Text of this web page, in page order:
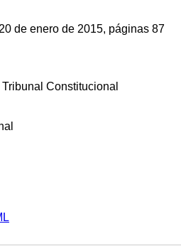
de enero de 2015, páginas 87
Constitucional